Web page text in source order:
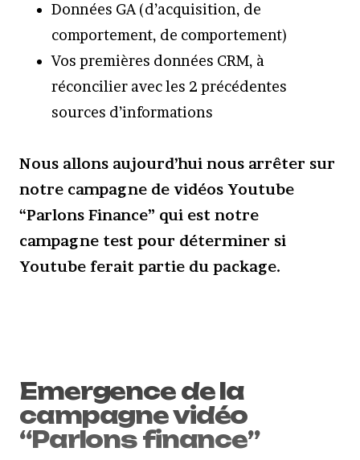
Données GA (d’acquisition, de
comportement, de comportement)
Vos premières données CRM, à
réconcilier avec les 2 précédentes
sources d’informations
Nous allons aujourd’hui nous arrêter sur
notre campagne de vidéos Youtube
“Parlons Finance” qui est notre
campagne test pour déterminer si
Youtube ferait partie du package.
Emergence de la
campagne vidéo
“Parlons finance”